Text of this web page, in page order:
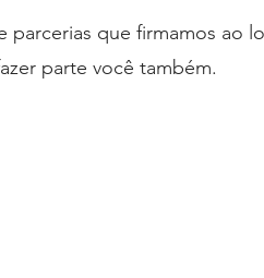
parcerias que firmamos ao
parte você também.